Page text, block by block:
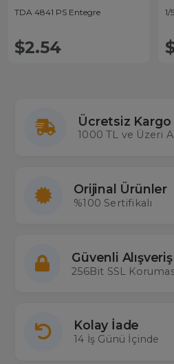
TDA 4841 PS Entegre
$2.54
1/
Ücretsiz Kargo
1000 TL ve Üzeri
Orijinal Ürünler
%100 Sertifikalı
Güvenli Alışveriş
256Bit SSL
Kolay İade
14 İş Günü İçinde